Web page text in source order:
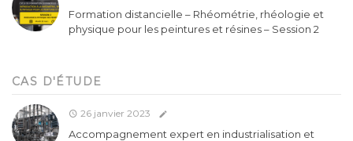
Formation distancielle – Rhéométrie, rhéologie et
physique pour les peintures et résines – Session 2
CAS D'ÉTUDE
26 janvier 2023
Accompagnement expert en industrialisation et